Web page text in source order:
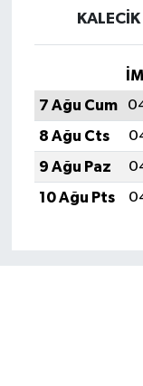
7 Ağu Cum
8 Ağu Cts
9 Ağu Paz
10 Ağu Pts